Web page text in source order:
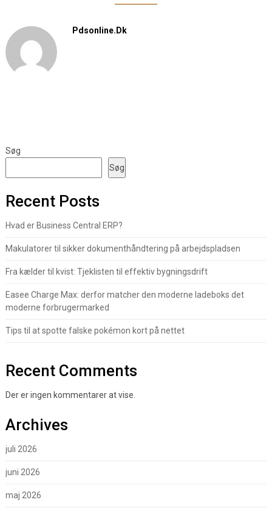
Pdsonline.dk
Søg
Søg
Recent Posts
Hvad er Business Central ERP?
Makulatorer til sikker dokumenthåndtering på arbejdspladsen
Fra kælder til kvist: Tjeklisten til effektiv bygningsdrift
Easee Charge Max: derfor matcher den moderne ladeboks det
moderne forbrugermarked
Tips til at spotte falske pokémon kort på nettet
Recent Comments
Der er ingen kommentarer at vise.
Archives
juli 2026
juni 2026
maj 2026